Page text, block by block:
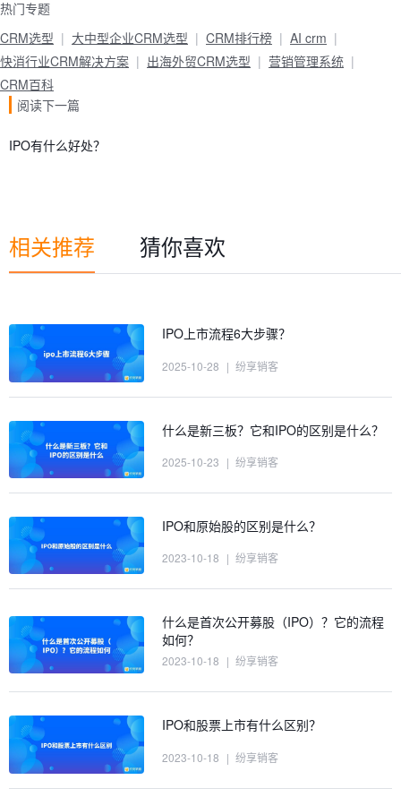
热门专题
CRM选型
大中型企业CRM选型 CRM排行榜
AI crm
快消行业CRM解决方案
出海外贸CRM选型
营销管理系统
CRM百科
阅读下一篇
IPO有什么好处？
相关推荐 猜你喜欢
IPO上市流程6大步骤？
2025-10-28 | 纷享销客
什么是新三板？它和IPO的区别是什么？
2025-10-23 | 纷享销客
IPO和原始股的区别是什么？
2023-10-18 | 纷享销客
什么是首次公开募股（IPO）？它的流程
如何？
2023-10-18 | 纷享销客
IPO和股票上市有什么区别？
2023-10-18 | 纷享销客